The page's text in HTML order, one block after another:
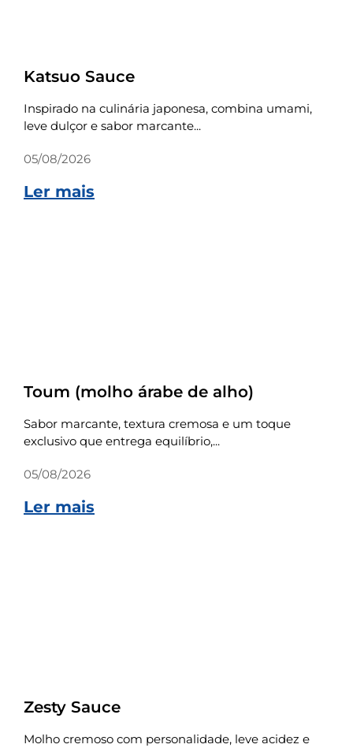
Katsuo Sauce
Inspirado na culinária japonesa, combina umami,
leve dulçor e sabor marcante...
05/08/2026
Ler mais
Toum (molho árabe de alho)
Sabor marcante, textura cremosa e um toque
exclusivo que entrega equilíbrio,...
05/08/2026
Ler mais
Zesty Sauce
Molho cremoso com personalidade, leve acidez e